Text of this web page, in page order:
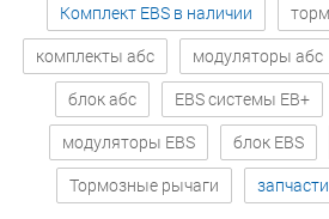
Комплект EBS в наличии
комплекты абс
модуляторы абс
блок абс
EBS системы EB+
модуляторы EBS
блок EBS
Тормозные рычаги